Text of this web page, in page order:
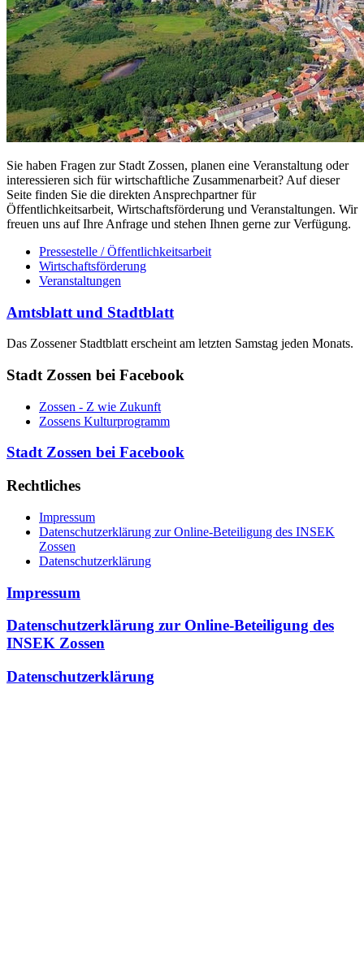
Sie haben Fragen zur Stadt Zossen, planen eine Veranstaltung oder
interessieren sich für wirtschaftliche Zusammenarbeit? Auf dieser
Seite finden Sie die direkten Ansprechpartner für
Öffentlichkeitsarbeit, Wirtschaftsförderung und Veranstaltungen. Wir
freuen uns auf Ihre Anfrage und stehen Ihnen gerne zur Verfügung.
Pressestelle / Öffentlichkeitsarbeit
Wirtschaftsförderung
Veranstaltungen
Amtsblatt und Stadtblatt
Das Zossener Stadtblatt erscheint am letzten Samstag jeden Monats.
Stadt Zossen bei Facebook
Zossen - Z wie Zukunft
Zossens Kulturprogramm
Stadt Zossen bei Facebook
Rechtliches
Impressum
Datenschutzerklärung zur Online-Beteiligung des INSEK
Zossen
Datenschutzerklärung
Impressum
Datenschutzerklärung zur Online-Beteiligung des
INSEK Zossen
Datenschutzerklärung